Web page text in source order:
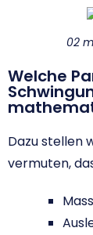
02
Welche
Dazu stellen
vermuten,